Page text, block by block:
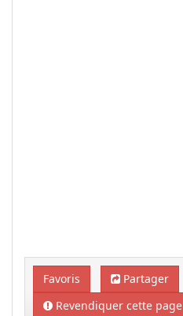
Favoris
Partager
Revendiquer cette page